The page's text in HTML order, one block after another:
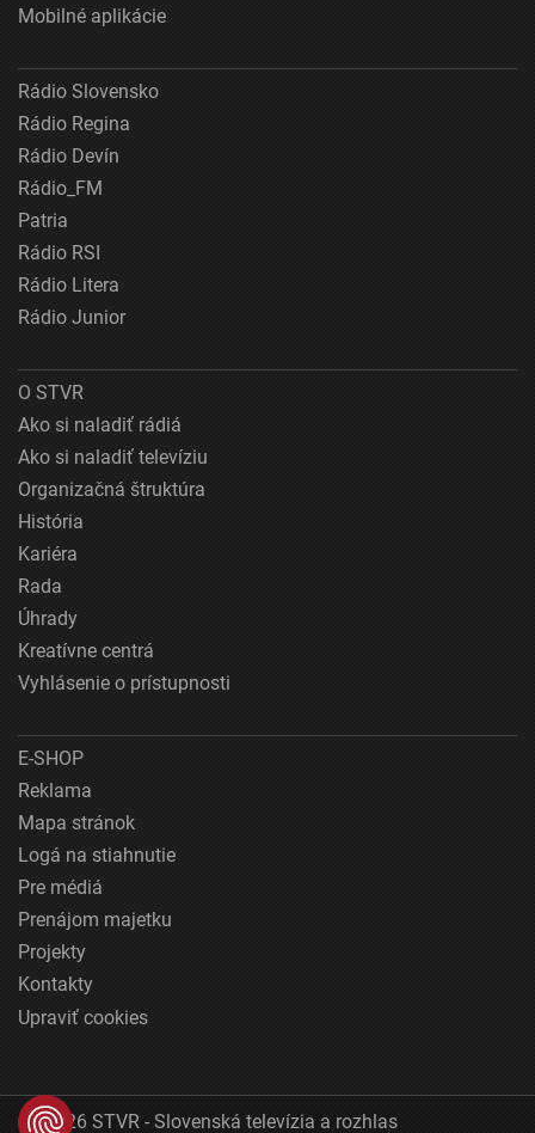
Mobilné aplikácie
Rádio Slovensko
Rádio Regina
Rádio Devín
Rádio_FM
Patria
Rádio RSI
Rádio Litera
Rádio Junior
O STVR
Ako si naladiť rádiá
Ako si naladiť televíziu
Organizačná štruktúra
História
Kariéra
Rada
Úhrady
Kreatívne centrá
Vyhlásenie o prístupnosti
E-SHOP
Reklama
Mapa stránok
Logá na stiahnutie
Pre médiá
Prenájom majetku
Projekty
Kontakty
Upraviť cookies
© 2026 STVR - Slovenská televízia a rozhlas